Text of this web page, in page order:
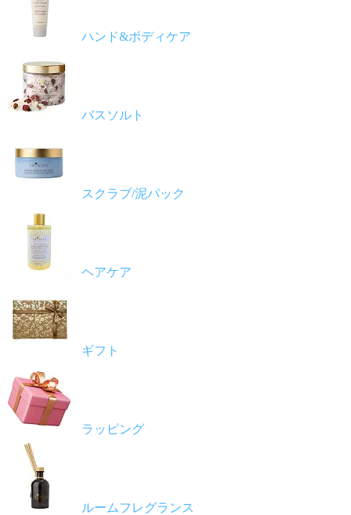
ハンド&ボディケア
バスソルト
スクラブ/泥パック
ヘアケア
ギフト
ラッピング
ルームフレグランス